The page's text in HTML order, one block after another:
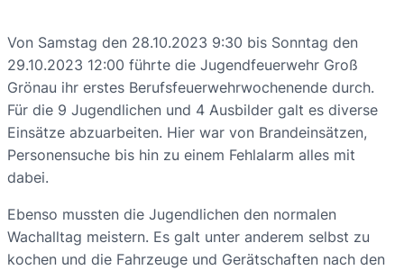
Von Samstag den 28.10.2023 9:30 bis Sonntag den
29.10.2023 12:00 führte die Jugendfeuerwehr Groß
Grönau ihr erstes Berufsfeuerwehrwochenende durch.
Für die 9 Jugendlichen und 4 Ausbilder galt es diverse
Einsätze abzuarbeiten. Hier war von Brandeinsätzen,
Personensuche bis hin zu einem Fehlalarm alles mit
dabei.
Ebenso mussten die Jugendlichen den normalen
Wachalltag meistern. Es galt unter anderem selbst zu
kochen und die Fahrzeuge und Gerätschaften nach den